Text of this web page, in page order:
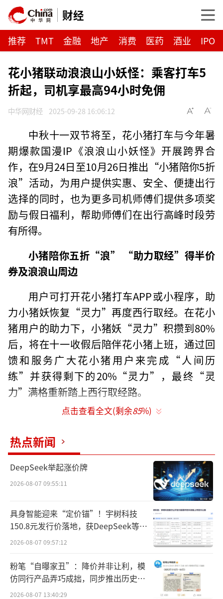
财经
推荐 TMT 金融 地产 消费 医药 酒业 IPO
花小猪联动浪浪山小妖怪：乘客打车5
折起，司机享最高94小时免佣
中华网财经 2025-09-28 16:06:12
中秋十一双节将至，花小猪打车与今年暑
期爆款国漫IP《浪浪山小妖怪》开展跨界合
作，在9月24日至10月26日推出“小猪陪你5折
浪”活动，为用户提供实惠、安全、便捷出行
选择的同时，也为更多司机师傅们提供多项奖
励与假日福利，帮助师傅们在出行高峰时段劳
有所得。
小猪陪你五折“浪” “助力取经”得半价
券及浪浪山周边
用户可打开花小猪打车APP或小程序，助
力小猪妖恢复“灵力”再度西行取经。在花小
猪用户的助力下，小猪妖“灵力”积攒到80%
后，将在十一收假后陪伴花小猪上班，通过回
馈和服务广大花小猪用户来完成“人间历
练”并获得剩下的20%“灵力”，最终“灵
力”满格重新踏上西行取经路。
点击查看全文(剩余85%)
热点新闻
DeepSeek举起涨价牌
2026-08-07 09:55:11
具身智能迎来“定价锚”！宇树科技
150.8元发行价落地，获DeepSeek等豪
华战配加持
2026-08-07 09:57:12
粉笔“自曝家丑”：降价并非让利，模
仿同行产品弄巧成拙，同步推出历史学
员退费方案
2026-08-07 13:40:29